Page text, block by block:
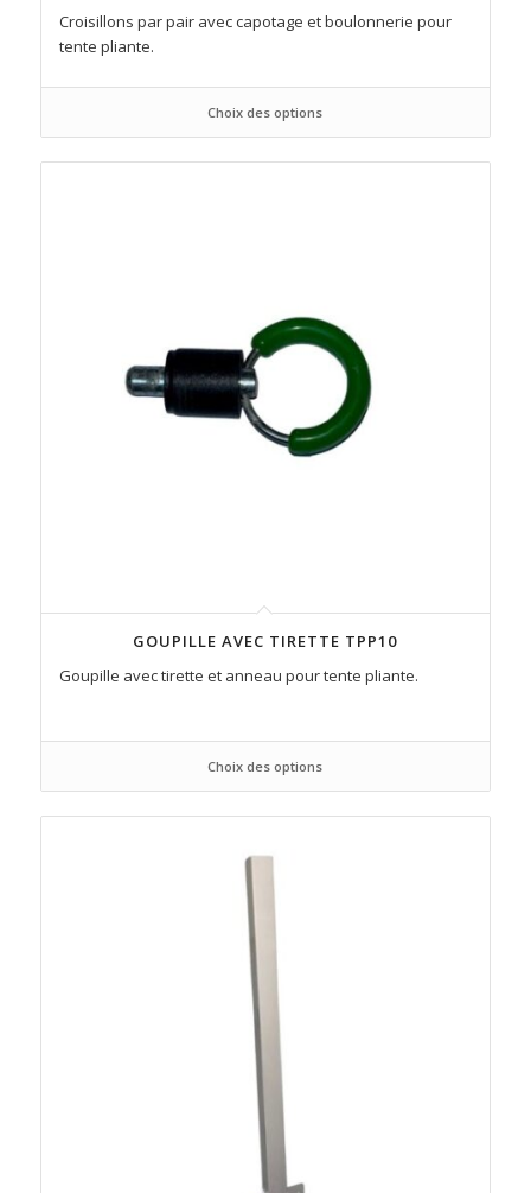
Croisillons par pair avec capotage et boulonnerie pour
tente pliante.
Choix des options
GOUPILLE AVEC TIRETTE TPP10
Goupille avec tirette et anneau pour tente pliante.
Choix des options